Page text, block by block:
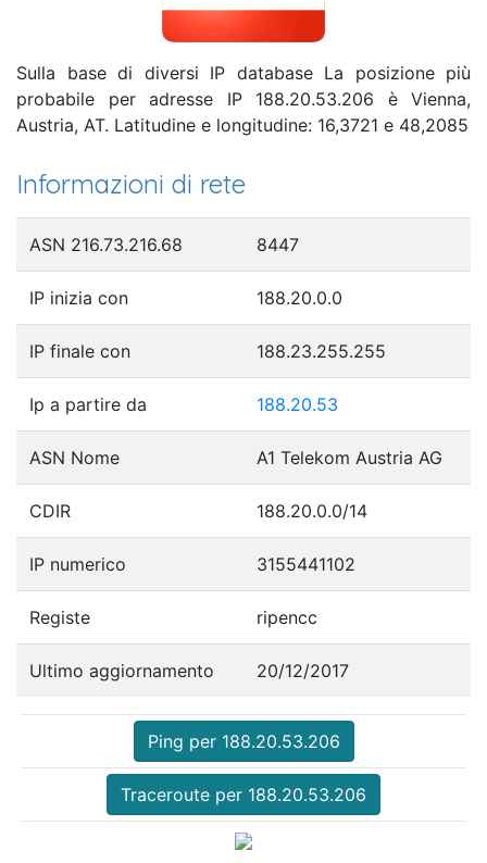
Sulla base di diversi IP database La posizione più
probabile per adresse IP 188.20.53.206 è Vienna,
Austria, AT. Latitudine e longitudine: 16,3721 e 48,2085
Informazioni di rete
ASN 216.73.216.68 8447
IP inizia con 188.20.0.0
IP finale con 188.23.255.255
Ip a partire da 188.20.53
ASN Nome A1 Telekom Austria AG
CDIR 188.20.0.0/14
IP numerico 3155441102
Registe ripencc
Ultimo aggiornamento 20/12/2017
Ping per 188.20.53.206
Traceroute per 188.20.53.206